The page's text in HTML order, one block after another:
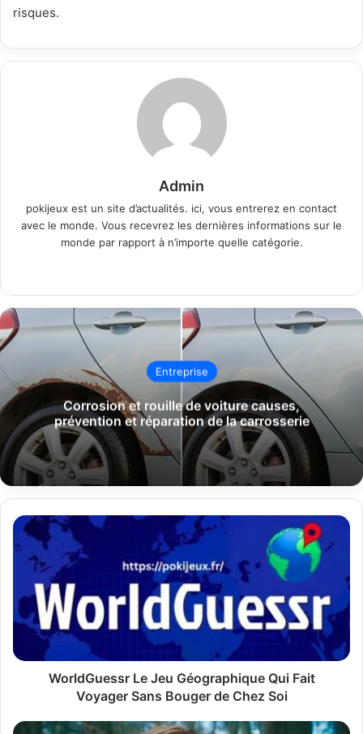
risques.
Admin
pokijeux est un site d’actualités. ici, vous entrerez en contact
avec le monde. Vous recevrez les dernières informations sur le
monde par rapport à n’importe quelle catégorie.
Entreprise
Corrosion et rouille de voiture causes,
prévention et réparation de la carrosserie
WorldGuessr
Jeu
Géographique
Voyager
Bouger
WorldGuessr Le Jeu Géographique Qui Fait
Voyager Sans Bouger de Chez Soi
Films